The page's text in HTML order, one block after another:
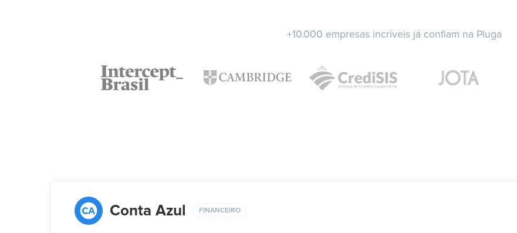
+10.000 empresas incríveis já confiam na Pluga
Conta Azul FINANCEIRO